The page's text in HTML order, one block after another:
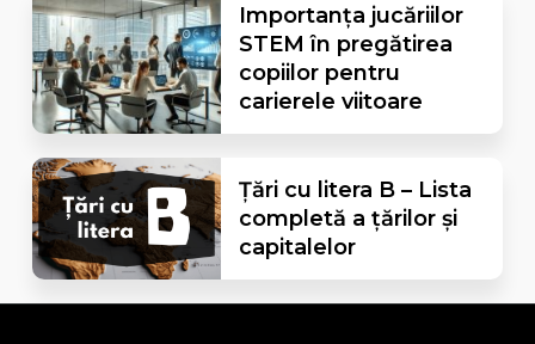
Importanța jucăriilor
STEM în pregătirea
copiilor pentru
carierele viitoare
Țări cu litera B – Lista
completă a țărilor și
capitalelor